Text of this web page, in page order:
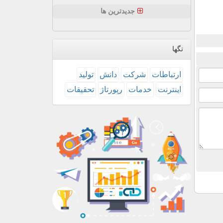
جدیدترین ها
تگها
ارتباطات شركت دانش
تولید
اینترنت
خدمات رپورتاژ تحقیقات